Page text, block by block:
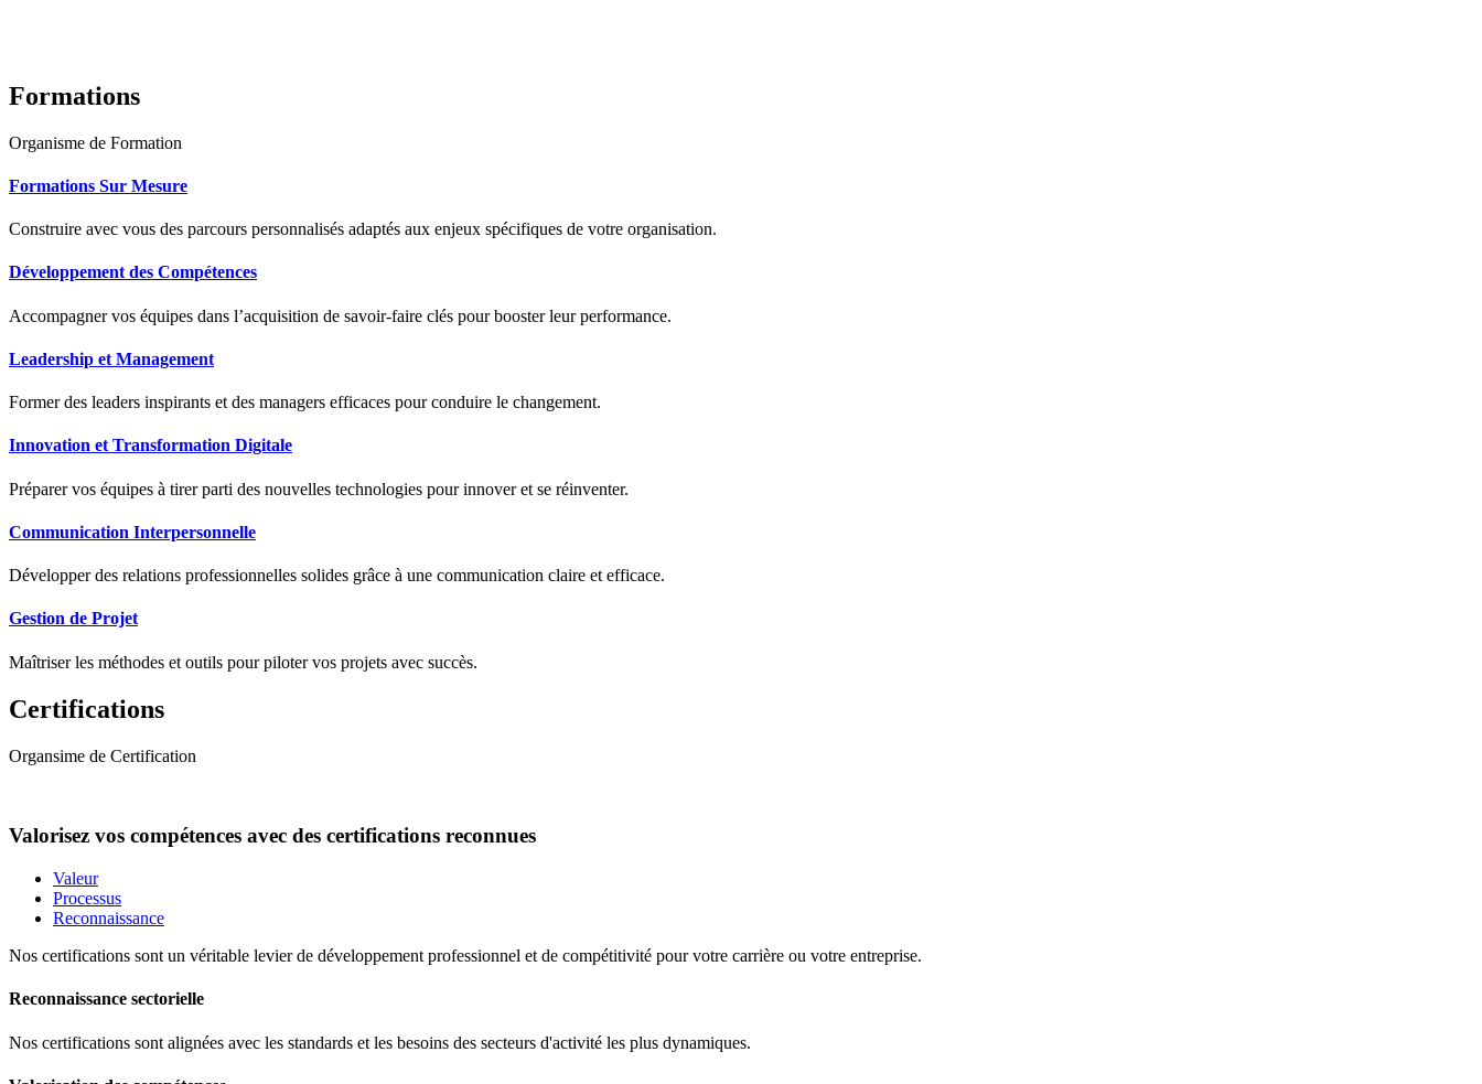
Formations
Organisme de Formation
Formations Sur Mesure
Construire avec vous des parcours personnalisés adaptés aux enjeux spécifiques de votre organisation.
Développement des Compétences
Accompagner vos équipes dans l’acquisition de savoir-faire clés pour booster leur performance.
Leadership et Management
Former des leaders inspirants et des managers efficaces pour conduire le changement.
Innovation et Transformation Digitale
Préparer vos équipes à tirer parti des nouvelles technologies pour innover et se réinventer.
Communication Interpersonnelle
Développer des relations professionnelles solides grâce à une communication claire et efficace.
Gestion de Projet
Maîtriser les méthodes et outils pour piloter vos projets avec succès.
Certifications
Organsime de Certification
Valorisez vos compétences avec des certifications reconnues
Valeur
Processus
Reconnaissance
Nos certifications sont un véritable levier de développement professionnel et de compétitivité pour votre carrière ou votre entreprise.
Reconnaissance sectorielle
Nos certifications sont alignées avec les standards et les besoins des secteurs d'activité les plus dynamiques.